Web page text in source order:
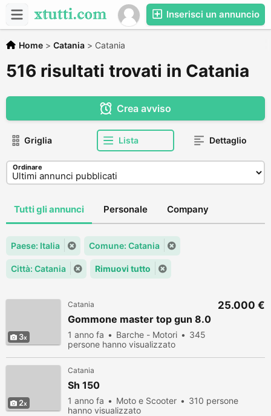
Inserisci un annuncio
Home > Catania > Catania
516 risultati trovati in Catania
Crea avviso
Griglia Lista Dettaglio
Ordinare
Tutti gli annunci Personale Company
Paese: Italia Comune: Catania
Città: Catania Rimuovi tutto
3
Catania
Gommone master top gun 8.0
1 anno fa Barche - Motori
345
persone hanno visualizzato
25.000 €
2
Catania
Sh 150
1 anno fa Moto e Scooter
310 persone
hanno visualizzato